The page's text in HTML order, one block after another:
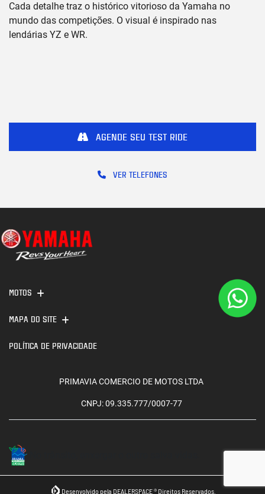
Cada detalhe traz o histórico vitorioso da Yamaha no
mundo das competições. O visual é inspirado nas
lendárias YZ e WR.
VER TELEFONES
AGENDE SEU TEST RIDE
MOTOS
MAPA DO SITE
POLÍTICA DE PRIVACIDADE
PRIMAVIA COMERCIO DE MOTOS LTDA
CNPJ: 09.335.777/0007-77
Desenvolvido pela DEALERSPACE ® Direitos Reservados.